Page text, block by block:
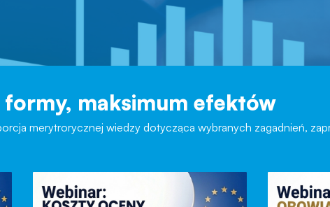
formy, maksimum efektów
merytrorycznej wiedzy dotycząca wybranych zagadnień,